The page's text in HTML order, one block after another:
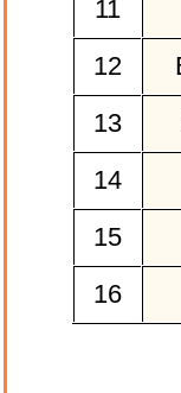
11
12
13
14
15
16